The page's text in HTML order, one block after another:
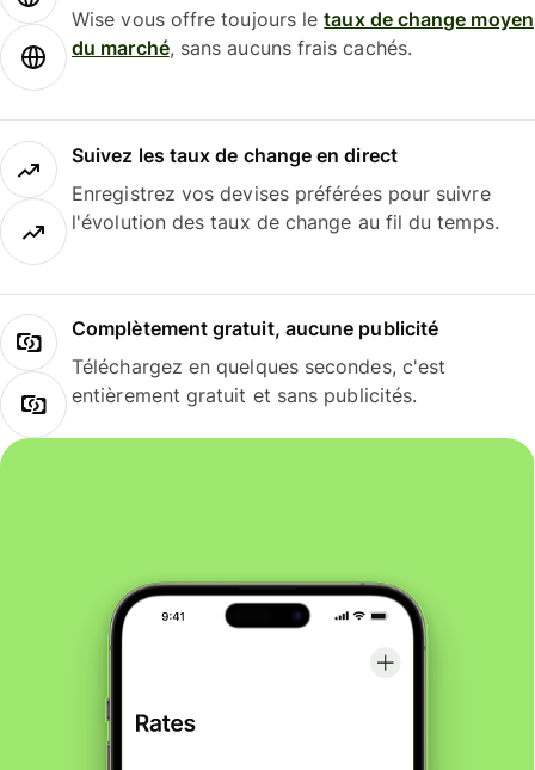
Wise vous offre toujours letaux de change moyen
du marché, sans aucuns frais cachés.
Suivez les taux de change en direct
Enregistrez vos devises préférées pour suivre
l'évolution des taux de change au fil du temps.
Complètement gratuit, aucune publicité
Téléchargez en quelques secondes, c'est
entièrement gratuit et sans publicités.